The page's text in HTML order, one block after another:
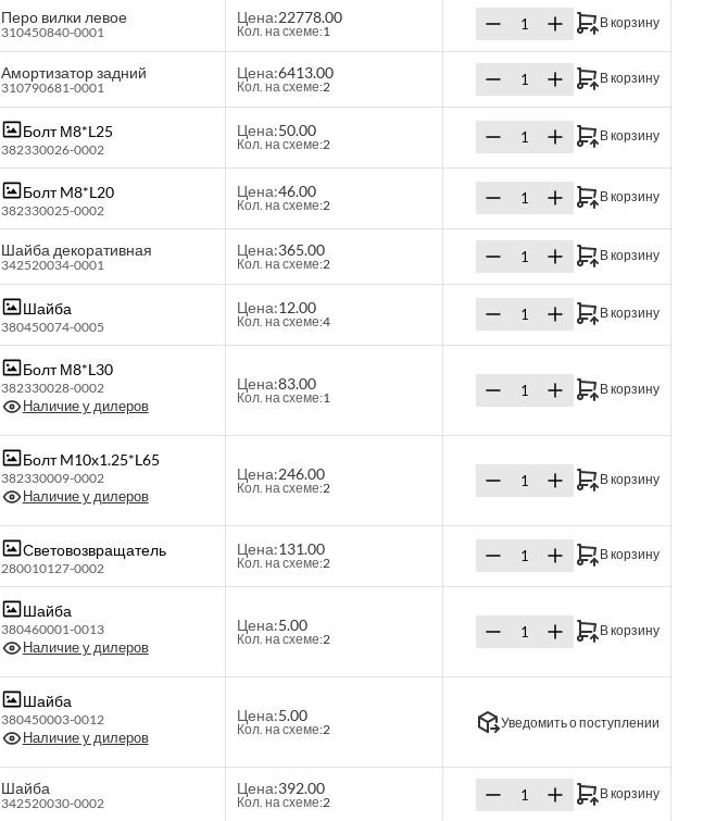
Перо вилки левое
310450840-0001
Цена:22778.00
Кол. на схеме:1
В корзину
Амортизатор задний
310790681-0001
Цена:6413.00
Кол. на схеме:2
В корзину
Болт М8*L25
382330026-0002
Цена:50.00
Кол. на схеме:2
В корзину
Болт M8*L20
382330025-0002
Цена:46.00
Кол. на схеме:2
В корзину
Шайба декоративная
342520034-0001
Цена:365.00
Кол. на схеме:2
В корзину
Шайба
380450074-0005
Цена:12.00
Кол. на схеме:4
В корзину
Болт М8*L30
382330028-0002
Наличие у дилеров
Цена:83.00
Кол. на схеме:1
В корзину
Болт M10х1.25*L65
382330009-0002
Наличие у дилеров
Цена:246.00
Кол. на схеме:2
В корзину
Световозвращатель
280010127-0002
Цена:131.00
Кол. на схеме:2
В корзину
Шайба
380460001-0013
Наличие у дилеров
Цена:5.00
Кол. на схеме:2
В корзину
Шайба
380450003-0012
Наличие у дилеров
Цена:5.00
Кол. на схеме:2 Уведомить о поступлении
Шайба
342520030-0002
Цена:392.00
Кол. на схеме:2
В корзину